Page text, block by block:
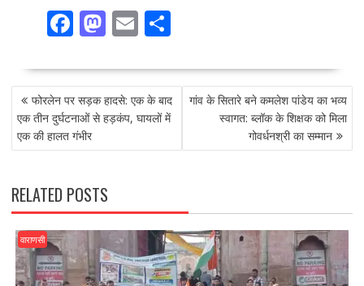
F
e
b
o
o
k
M
to
d
o
n
E
ai
l
S
ar
e
POST
NAVIGATION
फोरलेन पर सड़क हादसे: एक के बाद
एक तीन दुर्घटनाओं से हड़कंप, घायलों में
एक की हालत गंभीर
गांव के सितारे बने कमलेश पांडेय का भव्य
स्वागत: ब्लॉक के शिक्षक को मिला
गोवर्धनश्री का सम्मान
RELATED POSTS
वाराणसी